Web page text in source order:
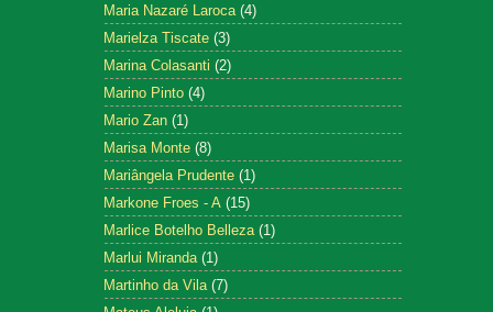
Maria Nazaré Laroca (4)
Marielza Tiscate (3)
Marina Colasanti (2)
Marino Pinto (4)
Mario Zan (1)
Marisa Monte (8)
Mariângela Prudente (1)
Markone Froes - A (15)
Marlice Botelho Belleza (1)
Marlui Miranda (1)
Martinho da Vila (7)